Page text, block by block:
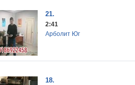
21.
2:41
Арболит Юг
18.